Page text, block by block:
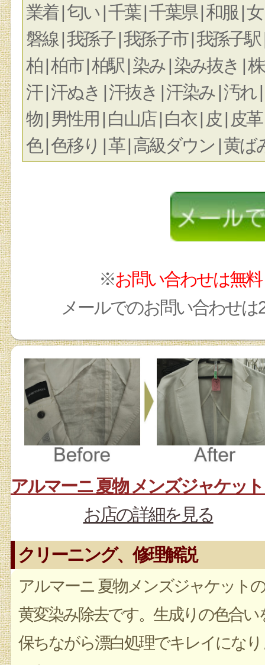
業着 | 匂い | 千葉 | 千葉県 | 和服 |
磐線 | 我孫子 | 我孫子市 | 我孫子
柏 | 柏市 | 柏駅 | 染み | 染み抜き |
汗 | 汗ぬき | 汗抜き | 汗染み | 汚れ
物 | 男性用 | 白山店 | 白衣 | 皮 | 皮
色 | 色移り | 革 | 高級ダウン | 黄ば
※お問い合わせは無料
メールでのお問い合わせ
お店の詳細を見る
クリーニング、修理解説
アルマーニ 夏物メンズジャケットの
黄変染み除去です。生成りの色合い
保ちながら漂白処理でキレイにな